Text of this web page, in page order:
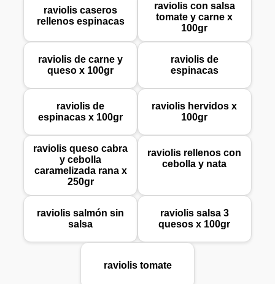
raviolis caseros
rellenos espinacas
raviolis con salsa
tomate y carne x
100gr
raviolis de carne y
queso x 100gr
raviolis de
espinacas
raviolis de
espinacas x 100gr
raviolis hervidos x
100gr
raviolis queso cabra
y cebolla
caramelizada rana x
250gr
raviolis rellenos con
cebolla y nata
raviolis salmón sin
salsa
raviolis salsa 3
quesos x 100gr
raviolis tomate